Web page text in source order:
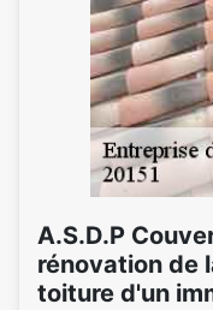
A.S.D.P
rénovation de
toiture d'un